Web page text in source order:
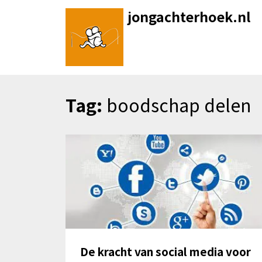
jongachterhoek.nl
Tag: boodschap delen
De kracht van social media voor